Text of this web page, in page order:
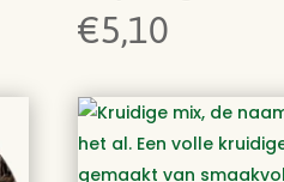
€5,10